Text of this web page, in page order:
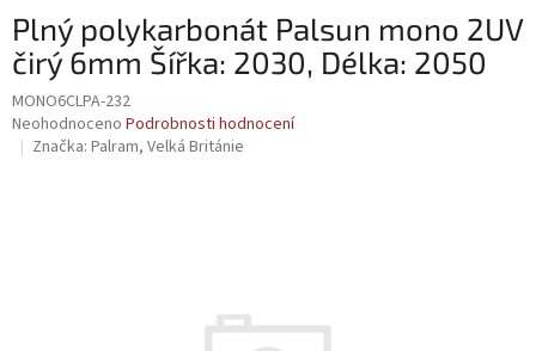
Plný polykarbonát Palsun mono 2UV
čirý 6mm Šířka: 2030, Délka: 2050
MONO6CLPA-232
Průměrné
hodnocení
Neohodnoceno Podrobnosti hodnocení
Značka: Palram, Velká Británie